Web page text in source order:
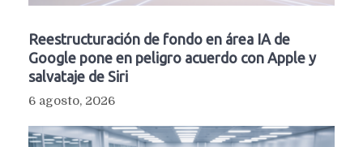
Reestructuración de fondo en área IA de
Google pone en peligro acuerdo con Apple y
salvataje de Siri
6 agosto, 2026